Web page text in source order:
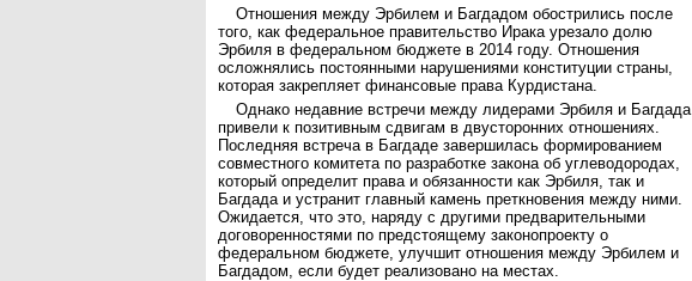
Отношения между Эрбилем и Багдадом обострились после
того, как федеральное правительство Ирака урезало долю
Эрбиля в федеральном бюджете в 2014 году. Отношения
осложнялись постоянными нарушениями конституции страны,
которая закрепляет финансовые права Курдистана.
Однако недавние встречи между лидерами Эрбиля и Багдада
привели к позитивным сдвигам в двусторонних отношениях.
Последняя встреча в Багдаде завершилась формированием
совместного комитета по разработке закона об углеводородах,
который определит права и обязанности как Эрбиля, так и
Багдада и устранит главный камень преткновения между ними.
Ожидается, что это, наряду с другими предварительными
договоренностями по предстоящему законопроекту о
федеральном бюджете, улучшит отношения между Эрбилем и
Багдадом, если будет реализовано на местах.